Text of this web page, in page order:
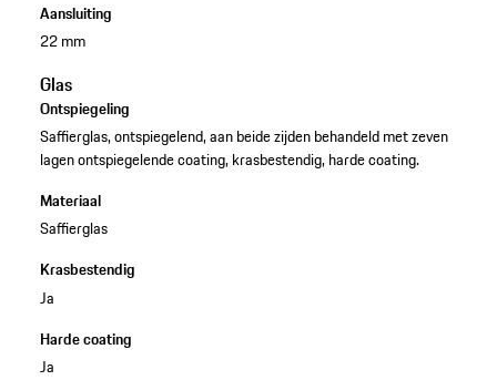
Aansluiting
22 mm
Glas
Ontspiegeling
Saffierglas, ontspiegelend, aan beide zijden behandeld met zeven
lagen ontspiegelende coating, krasbestendig, harde coating.
Materiaal
Saffierglas
Krasbestendig
Ja
Harde coating
Ja